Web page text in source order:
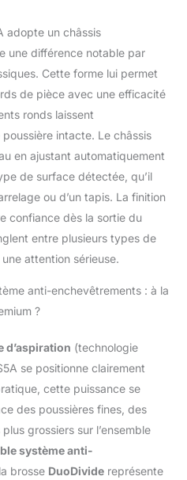
aspiration
de 18,500
Alliée à la brosse en
DuoDivide,
les défis difficiles que
les
et tapis et
interstices dessols
durs, éliminant ainsi
tous les débris. Station
3.0,
sans
3.0
de lavage
d'auto-nettoyage à
chaude à 75°C,
expérience de
véritablement mains
avec
unepuissance et une
adopte un châssis
une différence notable par
Cette forme lui permet
de pièce avec une efficacité
ronds laissent
intacte. Le châssis
en ajustant automatiquement
de surface détectée, qu’il
ou d’un tapis. La finition
confiance dès la sortie du
entre plusieurs types de
attention sérieuse.
anti-enchevêtrements : à la
?
d’aspiration (technologie
se positionne clairement
cette puissance se
des poussières fines, des
grossiers sur l’ensemble
système anti-
brosse DuoDivide représente